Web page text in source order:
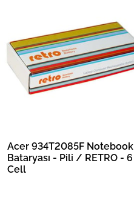
Acer 934T2085F Notebook
Bataryası - Pili / RETRO - 6
Cell